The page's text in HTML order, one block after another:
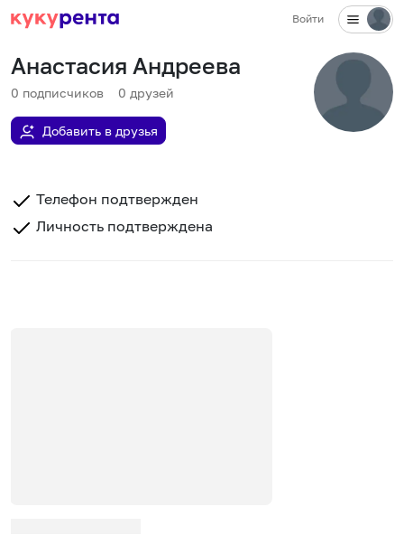
Войти
Анастасия Андреева
0 подписчиков 0 друзей
Добавить в друзья
Телефон подтвержден
Личность подтверждена